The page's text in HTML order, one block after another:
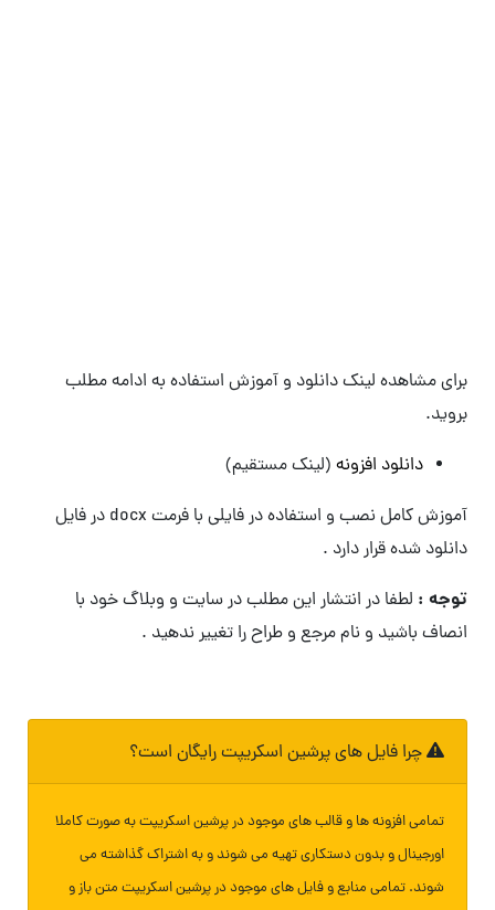
برای مشاهده لینک دانلود و آموزش استفاده به ادامه مطلب
بروید.
دانلود افزونه (لینک مستقیم)
آموزش کامل نصب و استفاده در فایلی با فرمت docx در فایل
دانلود شده قرار دارد .
توجه : لطفا در انتشار این مطلب در سایت و وبلاگ خود با
انصاف باشید و نام مرجع و طراح را تغییر ندهید .
چرا فایل های پرشین اسکریپت رایگان است؟
تمامی افزونه ها و قالب های موجود در پرشین اسکریپت به صورت کاملا
اورجینال و بدون دستکاری تهیه می شوند و به اشتراک گذاشته می
شوند. تمامی منابع و فایل های موجود در پرشین اسکریپت متن باز و